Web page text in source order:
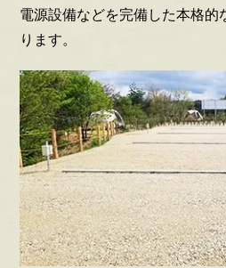
電源設備などを完備した本格的
ります。